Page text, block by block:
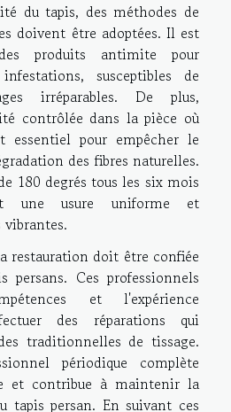
du tapis, des méthodes de
doivent être adoptées. Il est
produits antimite pour
susceptibles de
irréparables. De plus,
contrôlée dans la pièce où
pour empêcher le
des fibres naturelles.
180 degrés tous les six mois
une usure uniforme et
vibrantes.
restauration doit être confiée
persans. Ces professionnels
et l'expérience
des réparations qui
traditionnelles de tissage.
périodique complète
et contribue à maintenir la
tapis persan. En suivant ces